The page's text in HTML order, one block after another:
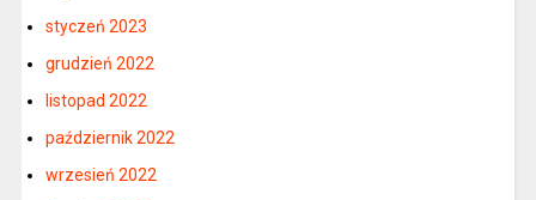
styczeń 2023
grudzień 2022
listopad 2022
październik 2022
wrzesień 2022